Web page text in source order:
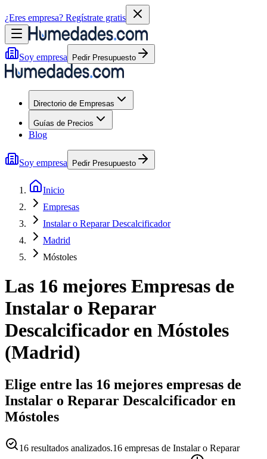
¿Eres empresa? Regístrate gratis
Soy empresa Pedir Presupuesto
Directorio de Empresas
Guías de Precios
Blog
Soy empresa Pedir Presupuesto
Inicio
Empresas
Instalar o Reparar Descalcificador
Madrid
Móstoles
Las 16 mejores Empresas de
Instalar o Reparar
Descalcificadoren Móstoles
(Madrid)
Elige entre las 16 mejores empresas de
Instalar o Reparar Descalcificador en
Móstoles
16 resultados analizados.16 empresas de Instalar o Reparar